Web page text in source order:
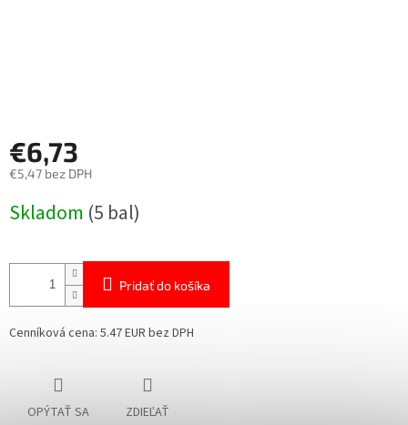
€6,73
€5,47 bez DPH
cena:
Skladom (5 bal)
Pridať do košíka
Cenníková cena: 5.47 EUR bez DPH
OPÝTAŤ SA ZDIEĽAŤ